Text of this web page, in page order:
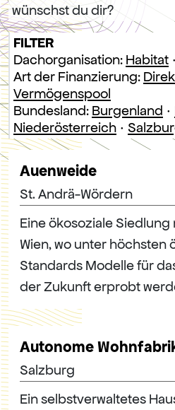
wünschst du dir?
FILTER
Dachorganisation: Habitat ·
Art der Finanzierung:
Vermögenspool
Bundesland: Burgenland ·
Niederösterreich ·
Auenweide
St. Andrä-Wördern
Eine ökosoziale
Wien, wo unter höchsten
Standards Modelle für
der Zukunft erprobt
Autonome
Salzburg
Ein selbstverwaltetes